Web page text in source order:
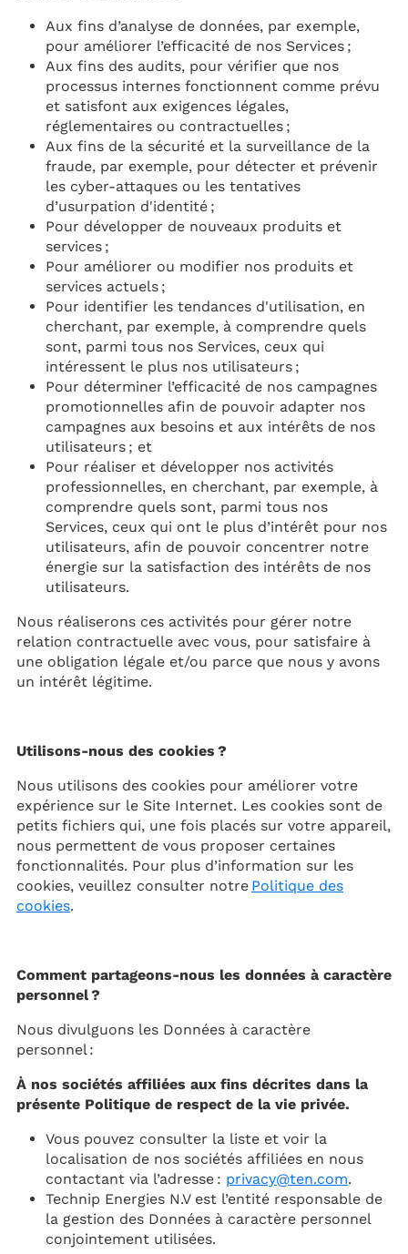
Aux fins d’analyse de données, par exemple,
pour améliorer l’efficacité de nos Services ;
Aux fins des audits, pour vérifier que nos
processus internes fonctionnent comme prévu
et satisfont aux exigences légales,
réglementaires ou contractuelles ;
Aux fins de la sécurité et la surveillance de la
fraude, par exemple, pour détecter et prévenir
les cyber-attaques ou les tentatives
d’usurpation d'identité ;
Pour développer de nouveaux produits et
services ;
Pour améliorer ou modifier nos produits et
services actuels ;
Pour identifier les tendances d'utilisation, en
cherchant, par exemple, à comprendre quels
sont, parmi tous nos Services, ceux qui
intéressent le plus nos utilisateurs ;
Pour déterminer l’efficacité de nos campagnes
promotionnelles afin de pouvoir adapter nos
campagnes aux besoins et aux intérêts de nos
utilisateurs ; et
Pour réaliser et développer nos activités
professionnelles, en cherchant, par exemple, à
comprendre quels sont, parmi tous nos
Services, ceux qui ont le plus d’intérêt pour nos
utilisateurs, afin de pouvoir concentrer notre
énergie sur la satisfaction des intérêts de nos
utilisateurs.
Nous réaliserons ces activités pour gérer notre
relation contractuelle avec vous, pour satisfaire à
une obligation légale et/ou parce que nous y avons
un intérêt légitime.
Utilisons-nous des cookies ?
Nous utilisons des cookies pour améliorer votre
expérience sur le Site Internet. Les cookies sont de
petits fichiers qui, une fois placés sur votre appareil,
nous permettent de vous proposer certaines
fonctionnalités. Pour plus d’information sur les
cookies, veuillez consulter notre Politique des
cookies.
Comment partageons-nous les données à caractère
personnel ?
Nous divulguons les Données à caractère
personnel :
À nos sociétés affiliées aux fins décrites dans la
présente Politique de respect de la vie privée.
Vous pouvez consulter la liste et voir la
localisation de nos sociétés affiliées en nous
contactant via l’adresse : privacy@ten.com.
Technip Energies N.V est l’entité responsable de
la gestion des Données à caractère personnel
conjointement utilisées.